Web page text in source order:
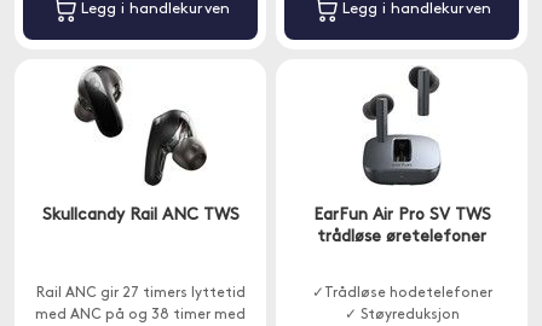
Legg i handlekurven Legg i handlekurven
Skullcandy Rail ANC TWS
Rail ANC gir 27 timers lyttetid
med ANC på og 38 timer med
EarFun Air Pro SV TWS
trådløse øretelefoner
✓Trådløse hodetelefoner
✓ Støyreduksjon